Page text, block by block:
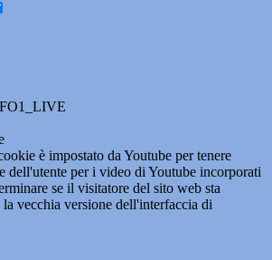
è impostato da Youtube per tenere
dell'utente per i video di Youtube incorporati
se il visitatore del sito web sta
vecchia versione dell'interfaccia di